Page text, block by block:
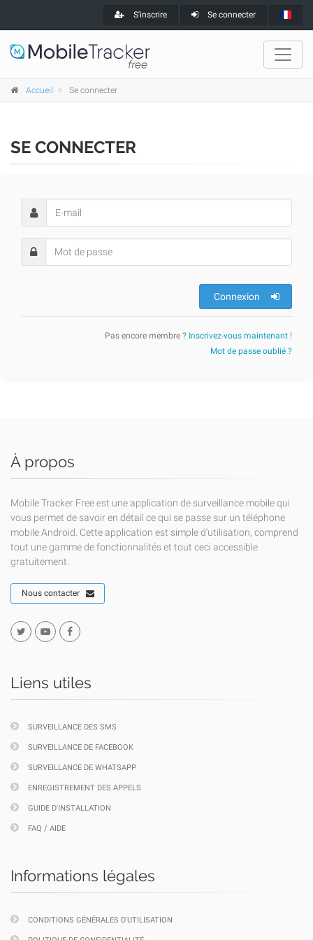
S'inscrire Se connecter
Accueil Se connecter
SE CONNECTER
Connexion
Pas encore membre ? Inscrivez-vous maintenant !
Mot de passe oublié ?
À propos
Mobile Tracker Free est une application de surveillance mobile qui
vous permet de savoir en détail ce qui se passe sur un téléphone
mobile Android. Cette application est simple d'utilisation, comprend
tout une gamme de fonctionnalités et tout ceci accessible
gratuitement.
Nous contacter
Liens utiles
SURVEILLANCE DES SMS
SURVEILLANCE DE FACEBOOK
SURVEILLANCE DE WHATSAPP
ENREGISTREMENT DES APPELS
GUIDE D'INSTALLATION
FAQ / AIDE
Informations légales
CONDITIONS GÉNÉRALES D'UTILISATION